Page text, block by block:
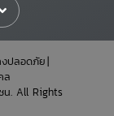
งปลอดภัย
ล
. All Rights